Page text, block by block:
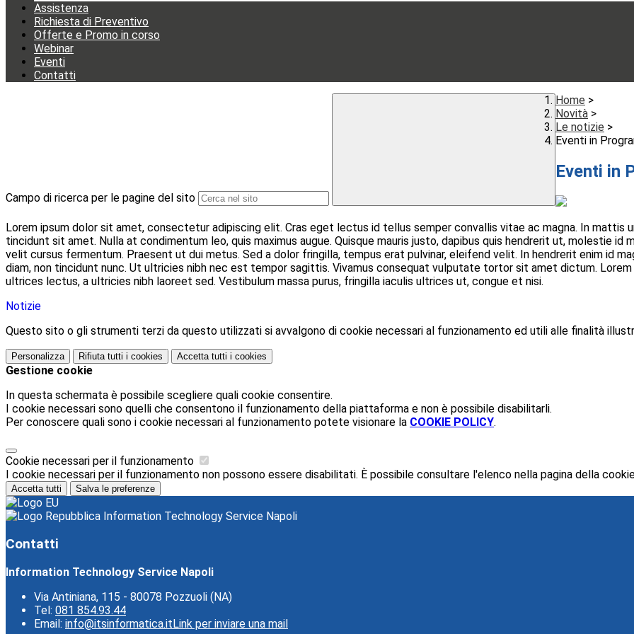
Assistenza
Richiesta di Preventivo
Offerte e Promo in corso
Webinar
Eventi
Contatti
Campo di ricerca per le pagine del sito
Home >
Novità >
Le notizie >
Eventi in
Eventi in
Lorem ipsum dolor sit amet, consectetur adipiscing elit. Cras eget lectus id tellus semper convallis vitae ac magna. In mattis
tincidunt sit amet. Nulla at condimentum leo, quis maximus augue. Quisque mauris justo, dapibus quis hendrerit ut, molestie id
velit cursus fermentum. Praesent ut dui metus. Sed a dolor fringilla, tempus erat pulvinar, eleifend velit. In hendrerit enim id
diam, non tincidunt nunc. Ut ultricies nibh nec est tempor sagittis. Vivamus consequat vulputate tortor sit amet dictum.
ultrices lectus, a ultricies nibh laoreet sed. Vestibulum massa purus, fringilla iaculis ultrices ut, congue et nisi.
Notizie
Questo sito o gli strumenti terzi da questo utilizzati si avvalgono di cookie necessari al funzionamento ed utili alle finalità
Personalizza Rifiuta tutti i cookies Accetta tutti i cookies
Gestione cookie
In questa schermata è possibile scegliere quali cookie consentire.
I cookie necessari sono quelli che consentono il funzionamento della piattaforma e non è possibile disabilitarli.
Per conoscere quali sono i cookie necessari al funzionamento potete visionare la COOKIE POLICY.
Cookie necessari per il funzionamento
I cookie necessari per il funzionamento non possono essere disabilitati. È possibile consultare l'elenco nella pagina della
Accetta tutti Salva le preferenze
Information Technology Service Napoli
Contatti
Information Technology Service Napoli
Via Antiniana, 115 - 80078 Pozzuoli (NA)
Tel: 081 854.93.44
Email: info@itsinformatica.itLink per inviare una mail